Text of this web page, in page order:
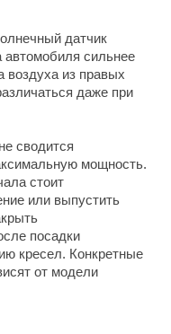
датчик
автомобиля сильнее
воздуха из правых
даже при
сводится
мощность.
стоит
или выпустить
посадки
кресел. Конкретные
от модели